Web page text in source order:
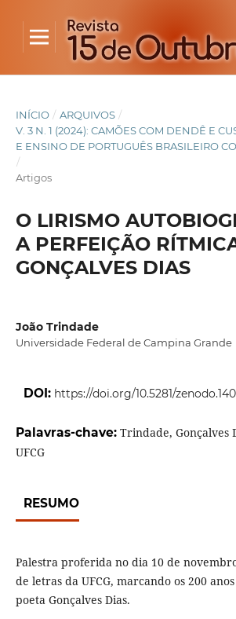
INÍCIO / ARQUIVOS /
V. 3 N. 1 (2024): CAMÕES COM DENDÊ E
E ENSINO DE PORTUGUÊS BRASILEIRO
/
Artigos
O LIRISMO
A PERFEIÇÃO
GONÇALVES DIAS
João Trindade
Universidade Federal de Campina Grande
DOI: https://doi.org/10.5281/
Palavras-chave: Trindade, Gonçalves
UFCG
RESUMO
Palestra proferida no dia 10 de
de letras da UFCG, marcando os 200
poeta Gonçalves Dias.